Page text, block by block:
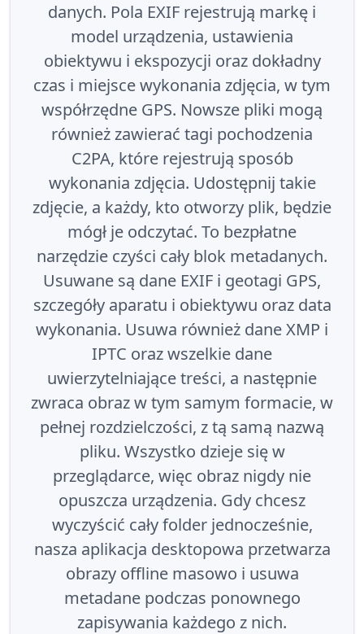
danych. Pola EXIF rejestrują markę i
model urządzenia, ustawienia
obiektywu i ekspozycji oraz dokładny
czas i miejsce wykonania zdjęcia, w tym
współrzędne GPS. Nowsze pliki mogą
również zawierać tagi pochodzenia
C2PA, które rejestrują sposób
wykonania zdjęcia. Udostępnij takie
zdjęcie, a każdy, kto otworzy plik, będzie
mógł je odczytać. To bezpłatne
narzędzie czyści cały blok metadanych.
Usuwane są dane EXIF i geotagi GPS,
szczegóły aparatu i obiektywu oraz data
wykonania. Usuwa również dane XMP i
IPTC oraz wszelkie dane
uwierzytelniające treści, a następnie
zwraca obraz w tym samym formacie, w
pełnej rozdzielczości, z tą samą nazwą
pliku. Wszystko dzieje się w
przeglądarce, więc obraz nigdy nie
opuszcza urządzenia. Gdy chcesz
wyczyścić cały folder jednocześnie,
nasza aplikacja desktopowa przetwarza
obrazy offline masowo i usuwa
metadane podczas ponownego
zapisywania każdego z nich.